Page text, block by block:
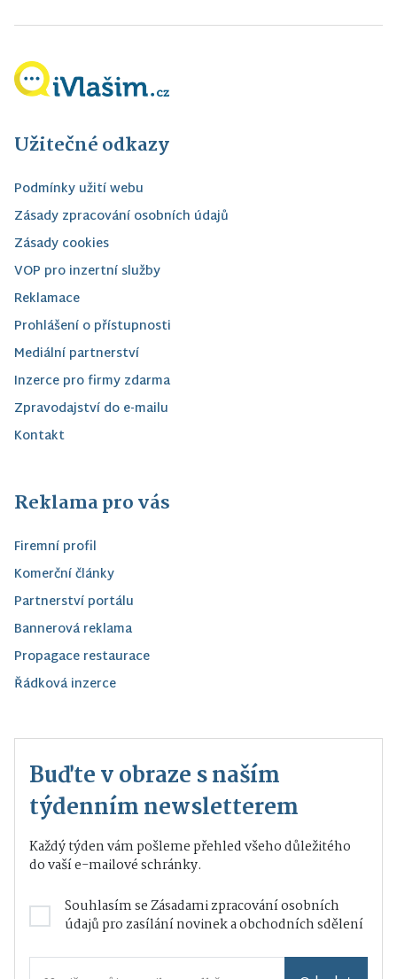
Užitečné odkazy
Podmínky užití webu
Zásady zpracování osobních údajů
Zásady cookies
VOP pro inzertní služby
Reklamace
Prohlášení o přístupnosti
Mediální partnerství
Inzerce pro firmy zdarma
Zpravodajství do e-mailu
Kontakt
Reklama pro vás
Firemní profil
Komerční články
Partnerství portálu
Bannerová reklama
Propagace restaurace
Řádková inzerce
Buďte v obraze s naším
týdenním newsletterem
Každý týden vám pošleme přehled všeho důležitého
do vaší e-mailové schránky.
Souhlasím seZásadami zpracování osobních
údajůpro zasílání novinek a obchodních sdělení